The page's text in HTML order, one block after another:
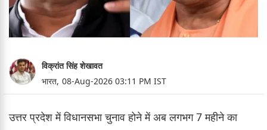
विक्रांत सिंह शेखावत
भारत, 08-Aug-2026 03:11 PM IST
उत्तर प्रदेश में विधानसभा चुनाव होने में अब लगभग 7 महीने का